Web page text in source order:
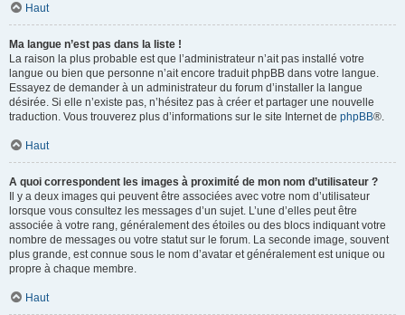
Haut
Ma langue n’est pas dans la liste !
La raison la plus probable est que l’administrateur n’ait pas installé votre
langue ou bien que personne n’ait encore traduit phpBB dans votre langue.
Essayez de demander à un administrateur du forum d’installer la langue
désirée. Si elle n’existe pas, n’hésitez pas à créer et partager une nouvelle
traduction. Vous trouverez plus d’informations sur le site Internet de phpBB®.
Haut
A quoi correspondent les images à proximité de mon nom d’utilisateur ?
Il y a deux images qui peuvent être associées avec votre nom d’utilisateur
lorsque vous consultez les messages d’un sujet. L’une d’elles peut être
associée à votre rang, généralement des étoiles ou des blocs indiquant votre
nombre de messages ou votre statut sur le forum. La seconde image, souvent
plus grande, est connue sous le nom d’avatar et généralement est unique ou
propre à chaque membre.
Haut